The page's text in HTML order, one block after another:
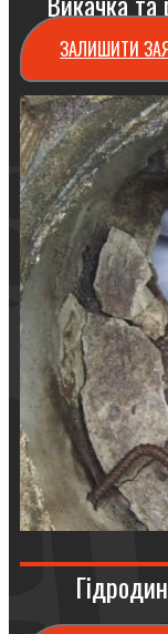
ЗАЛИШИТИ